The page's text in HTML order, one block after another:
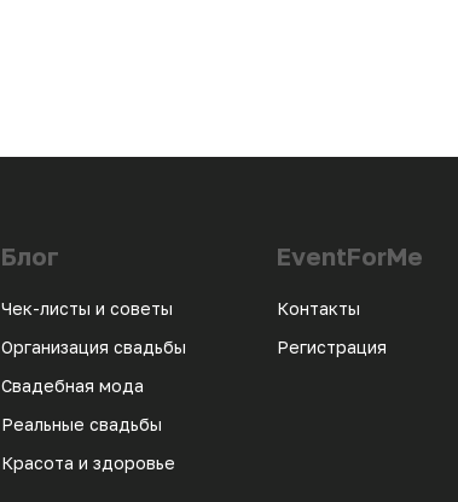
Блог
Чек-листы и советы
Организация свадьбы
Свадебная мода
Реальные свадьбы
Красота и здоровье
EventForMe
Контакты
Регистрация